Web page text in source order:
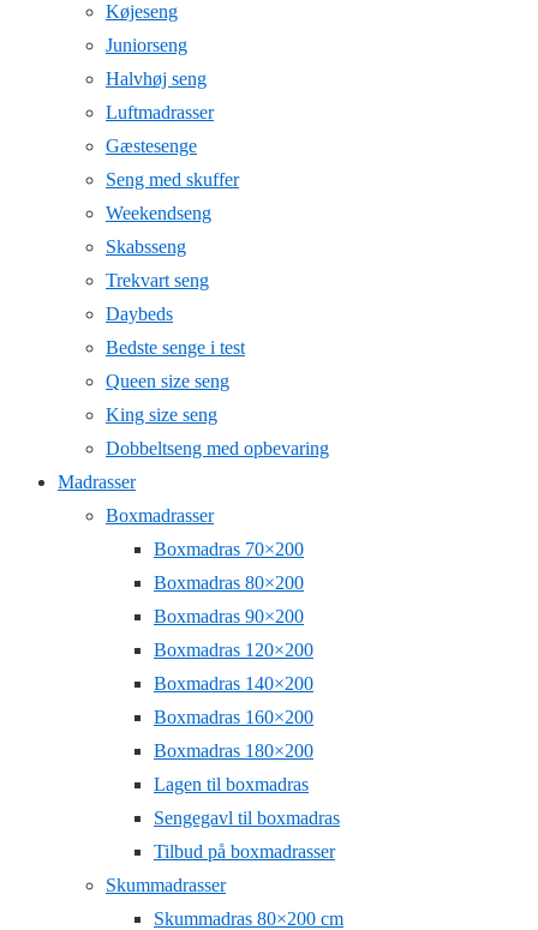
Køjeseng
Juniorseng
Halvhøj seng
Luftmadrasser
Gæstesenge
Seng med skuffer
Weekendseng
Skabsseng
Trekvart seng
Daybeds
Bedste senge i test
Queen size seng
King size seng
Dobbeltseng med opbevaring
Madrasser
Boxmadrasser
Boxmadras 70×200
Boxmadras 80×200
Boxmadras 90×200
Boxmadras 120×200
Boxmadras 140×200
Boxmadras 160×200
Boxmadras 180×200
Lagen til boxmadras
Sengegavl til boxmadras
Tilbud på boxmadrasser
Skummadrasser
Skummadras 80×200 cm